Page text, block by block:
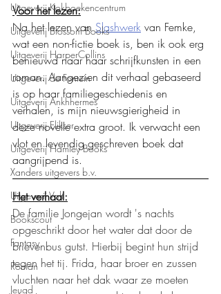
Uitgeverij Kokboekencentrum
Uitgeverij Blossom Books
Uitgeverij HarperCollins
Uitgeverij de Fontein
Uitgeverij Ankhhermes
Uitgeverij Elikser
Uitgeverij Hamley Books
Xanders uitgevers b.v.
Uitgeverij Volt
Bookscout
Fantasy
Roman
Jeugd
Voor het lezen:
Na het lezen van Slashwerk van Femke,
wat een non-fictie boek is, ben ik ook erg
benieuwd naar haar schrijfkunsten in een
roman. Aangezien dit verhaal gebaseerd
is op haar familiegeschiedenis en
verhalen, is mijn nieuwsgierigheid in
deze novelle extra groot. Ik verwacht een
vlot en levendig geschreven boek dat
aangrijpend is.
Het verhaal:
De familie Jongejan wordt 's nachts
opgeschrikt door het water dat door de
brievenbus gutst. Hierbij begint hun strijd
tegen het tij. Frida, haar broer en zussen
vluchten naar het dak waar ze moeten